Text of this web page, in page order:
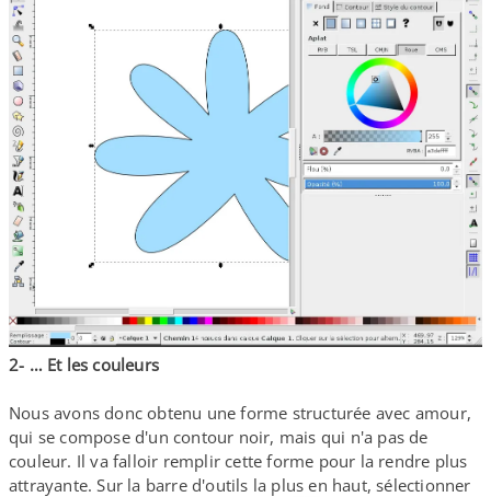
2- … Et les couleurs
Nous avons donc obtenu une forme structurée avec amour,
qui se compose d'un contour noir, mais qui n'a pas de
couleur. Il va falloir remplir cette forme pour la rendre plus
attrayante. Sur la barre d'outils la plus en haut, sélectionner